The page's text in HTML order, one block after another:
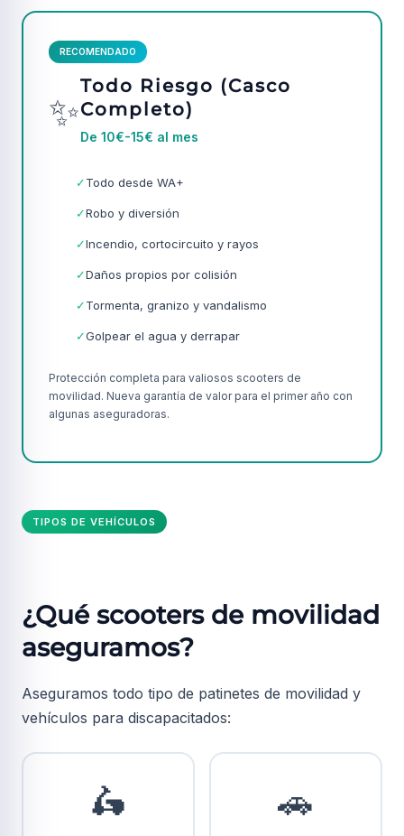
RECOMENDADO
✨
Todo Riesgo (Casco
Completo)
De 10€-15€ al mes
✓Todo desde WA+
✓Robo y diversión
✓Incendio, cortocircuito y rayos
✓Daños propios por colisión
✓Tormenta, granizo y vandalismo
✓Golpear el agua y derrapar
Protección completa para valiosos scooters de
movilidad. Nueva garantía de valor para el primer año con
algunas aseguradoras.
TIPOS DE VEHÍCULOS
¿Qué scooters de movilidad
aseguramos?
Aseguramos todo tipo de patinetes de movilidad y
vehículos para discapacitados:
🛵 🚗